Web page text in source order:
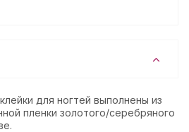
для ногтей выполнены из
пленки золотого/серебряного